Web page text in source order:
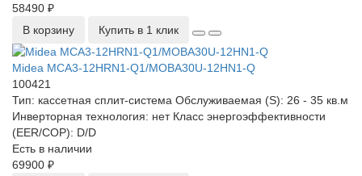
58490 ₽
В корзину
Купить в 1 клик
Midea MCA3-12HRN1-Q1/MOBA30U-12HN1-Q
100421
Тип: кассетная сплит-система Обслуживаемая (S): 26 - 35 кв.м
Инверторная технология: нетКласс энергоэффективности
(EER/COP): D/D
Есть в наличии
69900 ₽